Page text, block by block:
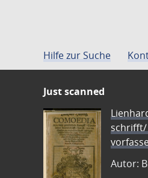
Hilfe zur Suche
Just scanned
schrifft/
Autor: